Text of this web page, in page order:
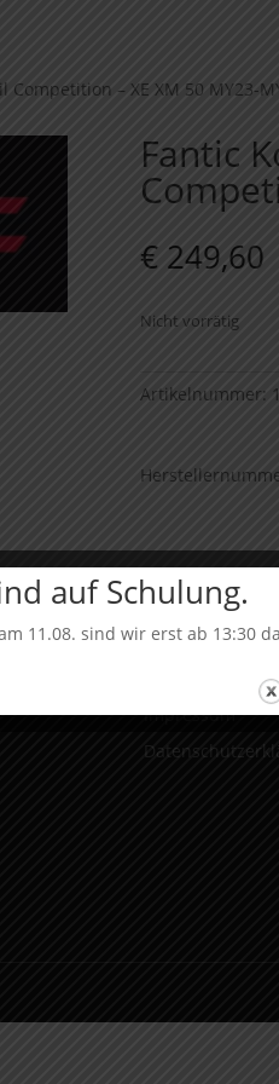
– XE XM 50 MY23-
Fantic
€249,60
Nicht vorrätig
Artikelnummer:
Impressum
auf Schulung.
11.08. sind wir erst ab 13:30